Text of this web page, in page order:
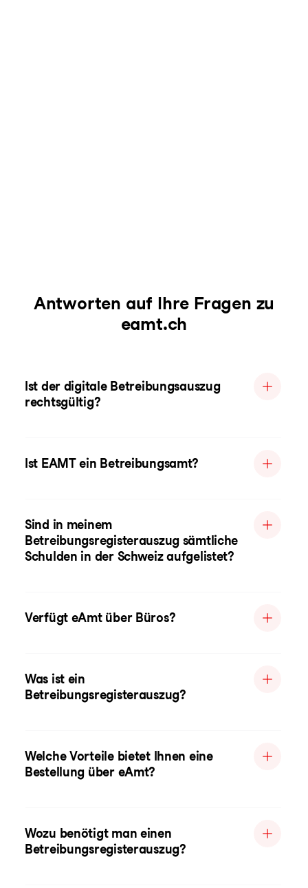
Antworten auf Ihre Fragen zu
eamt.ch
Ist der digitale Betreibungsauszug
rechtsgültig?
Ist EAMT ein Betreibungsamt?
Sind in meinem
Betreibungsregisterauszug sämtliche
Schulden in der Schweiz aufgelistet?
Verfügt eAmt über Büros?
Was ist ein
Betreibungsregisterauszug?
Welche Vorteile bietet Ihnen eine
Bestellung über eAmt?
Wozu benötigt man einen
Betreibungsregisterauszug?